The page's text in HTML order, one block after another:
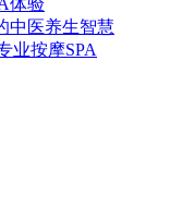
中医养生智慧
业按摩SPA